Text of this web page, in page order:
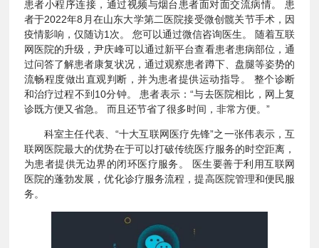
患者小程序连接，通过视频与烟台患者面对面交流病情。 患
者于2022年8月在山东大学第二医院接受微创髋关节手术，因
疫情影响，仅随访1次。 您可以通过微信咨询医生。 随着互联
网医院的升级，尹庆峰可以通过新平台查看患者患病部位，通
过问答了解患者康复状况，通过观察患者蹲下、盘腿等姿势的
流畅程度做出直观判断，并为患者提供运动指导。 整个诊断
和治疗过程不到10分钟。 患者表示：“与去医院相比，网上复
诊既方便又省急。 而且还节省了很多时间，非常方便。”
科室主任代表、“十大互联网医疗先锋”之一张伟表示，互
联网医院最大的优势在于可以打破传统医疗服务的时空距离，
为患者提供无边界的闭环医疗服务。 医生要善于利用互联网
医院的蓬勃发展，优化诊疗服务流程，提高医院管理和便民服
务。